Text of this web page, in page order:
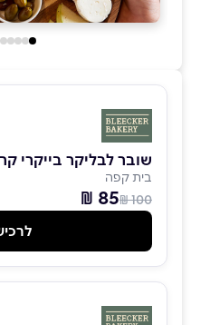
שובר לבליקר בייקרי
בית קפה
100 ₪
85 ₪